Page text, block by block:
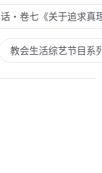
话・卷七《关于追求真
教会生活综艺节目系